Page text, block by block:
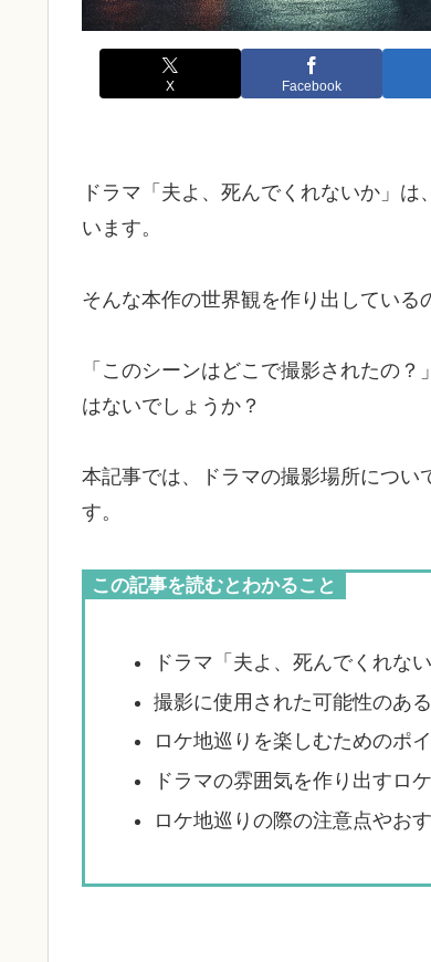
X Facebook
ドラマ「夫よ、死んでくれないか」
います。
そんな本作の世界観を作り出している
「このシーンはどこで撮影されたの
はないでしょうか？
本記事では、ドラマの撮影場所につい
す。
この記事を読むとわかること
ドラマ「夫よ、死んでくれな
撮影に使用された可能性のあ
ロケ地巡りを楽しむためのポ
ドラマの雰囲気を作り出すロ
ロケ地巡りの際の注意点やお